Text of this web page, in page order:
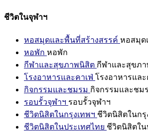
ชีวิตในจุฬาฯ
หอสมุดและพื้นที่สร้างสรรค์ หอสมุด
หอพัก หอพัก
กีฬาและสุขภาพนิสิต กีฬาและสุขภ
โรงอาหารและคาเฟ่ โรงอาหารและ
กิจกรรมและชมรม กิจกรรมและชม
รอบรั้วจุฬาฯ รอบรั้วจุฬาฯ
ชีวิตนิสิตในกรุงเทพฯ ชีวิตนิสิตในกรุ
ชีวิตนิสิตในประเทศไทย ชีวิตนิสิตใน